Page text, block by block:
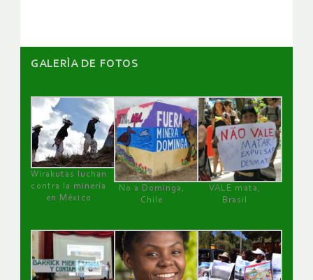
GALERÌA DE FOTOS
Wirakutas luchan
contra la minería
en México
No a Dominga,
Chile
VALE mata,
Brasil